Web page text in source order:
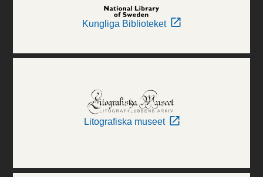
Kungliga Biblioteket
Litografiska museet